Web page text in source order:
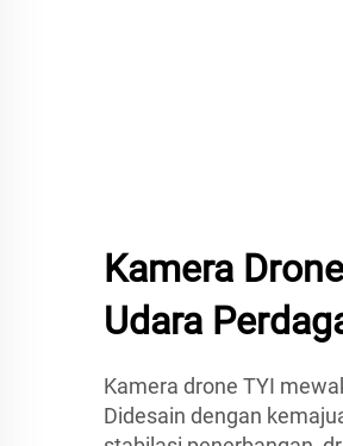
Kamera
Udara
Kamera drone TYI
Didesain dengan